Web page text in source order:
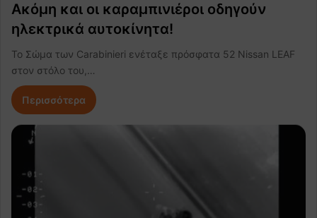
Ακόμη και οι καραμπινιέροι οδηγούν
ηλεκτρικά αυτοκίνητα!
Το Σώμα των Carabinieri ενέταξε πρόσφατα 52 Nissan LEAF
στον στόλο του,…
Περισσότερα